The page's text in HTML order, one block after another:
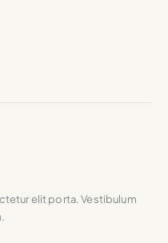
elit porta. Vestibulum